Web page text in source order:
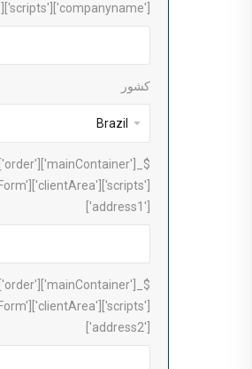
کشور
['address1']
['address2']